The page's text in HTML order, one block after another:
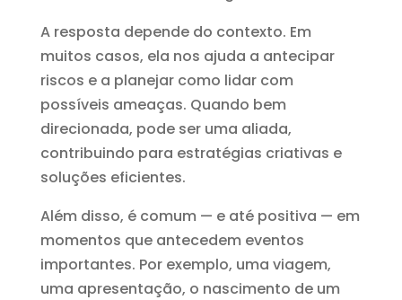
A resposta depende do contexto. Em
muitos casos, ela nos ajuda a antecipar
riscos e a planejar como lidar com
possíveis ameaças. Quando bem
direcionada, pode ser uma aliada,
contribuindo para estratégias criativas e
soluções eficientes.
Além disso, é comum — e até positiva — em
momentos que antecedem eventos
importantes. Por exemplo, uma viagem,
uma apresentação, o nascimento de um